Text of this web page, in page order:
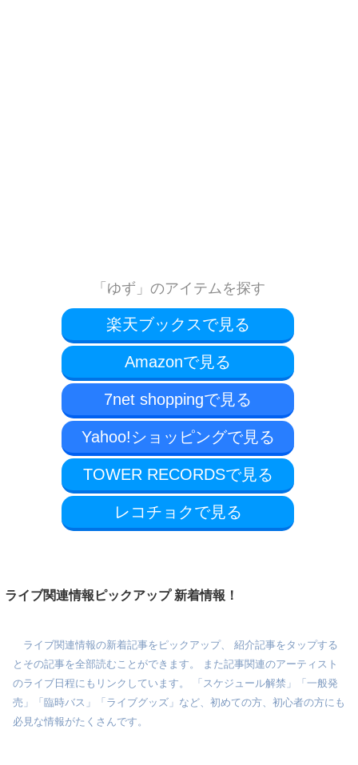
「ゆず」のアイテムを探す
楽天ブックスで見る
Amazonで見る
7net shoppingで見る
Yahoo!ショッピングで見る
TOWER RECORDSで見る
レコチョクで見る
ライブ関連情報ピックアップ 新着情報！
ライブ関連情報の新着記事をピックアップ、 紹介記事をタップする
とその記事を全部読むことができます。 また記事関連のアーティスト
のライブ日程にもリンクしています。 「スケジュール解禁」「一般発
売」「臨時バス」「ライブグッズ」など、初めての方、初心者の方にも
必見な情報がたくさんです。